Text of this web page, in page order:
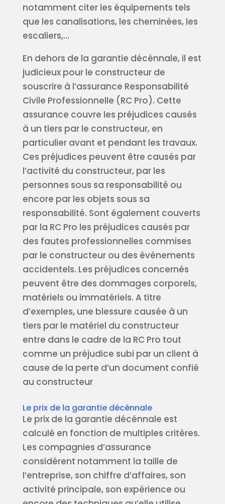
notamment citer les équipements tels
que les canalisations, les cheminées, les
escaliers,…
En dehors de la garantie décénnale, il est
judicieux pour le constructeur de
souscrire à l’assurance Responsabilité
Civile Professionnelle (RC Pro). Cette
assurance couvre les préjudices causés
à un tiers par le constructeur, en
particulier avant et pendant les travaux.
Ces préjudices peuvent être causés par
l’activité du constructeur, par les
personnes sous sa responsabilité ou
encore par les objets sous sa
responsabilité. Sont également couverts
par la RC Pro les préjudices causés par
des fautes professionnelles commises
par le constructeur ou des évènements
accidentels. Les préjudices concernés
peuvent être des dommages corporels,
matériels ou immatériels. A titre
d’exemples, une blessure causée à un
tiers par le matériel du constructeur
entre dans le cadre de la RC Pro tout
comme un préjudice subi par un client à
cause de la perte d’un document confié
au constructeur
Le prix de la garantie décénnale
Le prix de la garantie décénnale est
calculé en fonction de multiples critères.
Les compagnies d’assurance
considèrent notamment la taille de
l’entreprise, son chiffre d’affaires, son
activité principale, son expérience ou